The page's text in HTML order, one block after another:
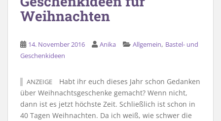
Weihnachten
14. November 2016 Anika Allgemein, Bastel- und
Geschenkideen
ANZEIGE
Habt ihr euch dieses Jahr schon Gedanken
über Weihnachtsgeschenke gemacht? Wenn nicht,
dann ist es jetzt höchste Zeit. Schließlich ist schon in
40 Tagen Weihnachten. Da ich weiß, wie schwer die